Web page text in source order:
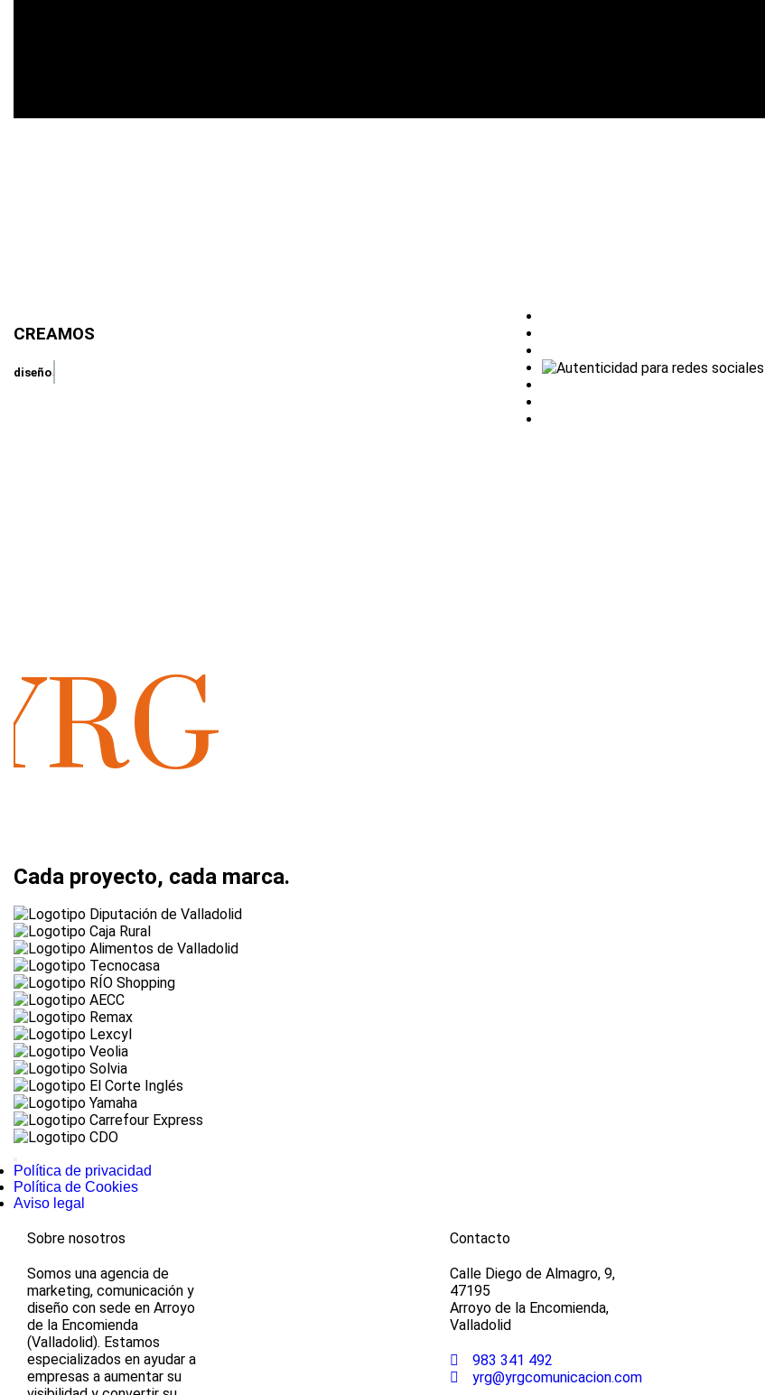
CREAMOS
diseño.
YRG
Cada proyecto, cada marca.
Política de privacidad
Política de Cookies
Aviso legal
Sobre nosotros
Somos una agencia de
marketing, comunicación y
diseño con sede en Arroyo
de la Encomienda
(Valladolid). Estamos
especializados en ayudar a
empresas a aumentar su
Contacto
Calle Diego de Almagro, 9,
47195
Arroyo de la Encomienda,
Valladolid
983 341 492
yrg@yrgcomunicacion.com